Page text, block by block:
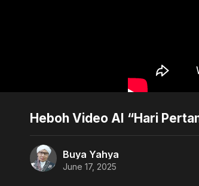
Heboh Video AI “Hari
Buya Yahya
June 17, 2025